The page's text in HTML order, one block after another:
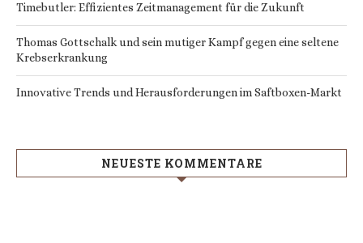
Timebutler: Effizientes Zeitmanagement für die Zukunft
Thomas Gottschalk und sein mutiger Kampf gegen eine seltene
Krebserkrankung
Innovative Trends und Herausforderungen im Saftboxen-Markt
NEUESTE KOMMENTARE